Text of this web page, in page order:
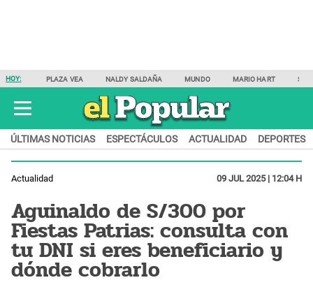
HOY: PLAZA VEA NALDY SALDAÑA MUNDO MARIO HART
ÚLTIMAS NOTICIAS ESPECTÁCULOS ACTUALIDAD DEPORTES
Actualidad 09 JUL 2025 | 12:04 H
Aguinaldo de S/300 por
Fiestas Patrias: consulta con
tu DNI si eres beneficiario y
dónde cobrarlo